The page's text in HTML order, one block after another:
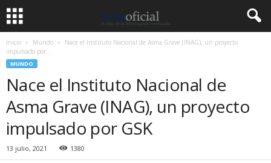
Inicio Mundo
Nace el Instituto Nacional de Asma Grave (INAG), un proyecto
impulsado por...
MUNDO
Nace el Instituto Nacional de
Asma Grave (INAG), un proyecto
impulsado por GSK
13 julio, 2021 1380